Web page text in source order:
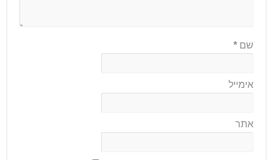
שם*
אימייל
אתר